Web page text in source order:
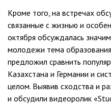
Кроме того, на встречах
связанные с жизнью и
октября обсуждалась
молодежи тема
предложил сравнить
Казахстана и Германии и
целом. Выявив сходства и
и обсудили видеоролик